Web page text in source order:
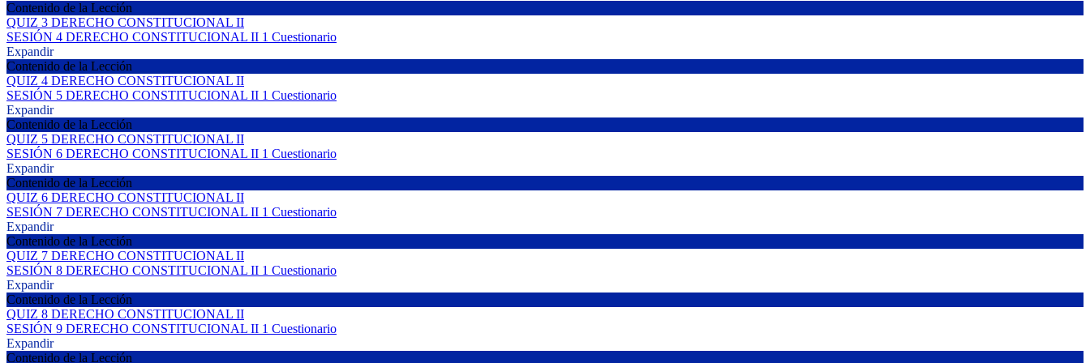
Contenido de la Lección
QUIZ 3 DERECHO CONSTITUCIONAL II
SESIÓN 4 DERECHO CONSTITUCIONAL II 1 Cuestionario
Expandir
Contenido de la Lección
QUIZ 4 DERECHO CONSTITUCIONAL II
SESIÓN 5 DERECHO CONSTITUCIONAL II 1 Cuestionario
Expandir
Contenido de la Lección
QUIZ 5 DERECHO CONSTITUCIONAL II
SESIÓN 6 DERECHO CONSTITUCIONAL II 1 Cuestionario
Expandir
Contenido de la Lección
QUIZ 6 DERECHO CONSTITUCIONAL II
SESIÓN 7 DERECHO CONSTITUCIONAL II 1 Cuestionario
Expandir
Contenido de la Lección
QUIZ 7 DERECHO CONSTITUCIONAL II
SESIÓN 8 DERECHO CONSTITUCIONAL II 1 Cuestionario
Expandir
Contenido de la Lección
QUIZ 8 DERECHO CONSTITUCIONAL II
SESIÓN 9 DERECHO CONSTITUCIONAL II 1 Cuestionario
Expandir
Contenido de la Lección